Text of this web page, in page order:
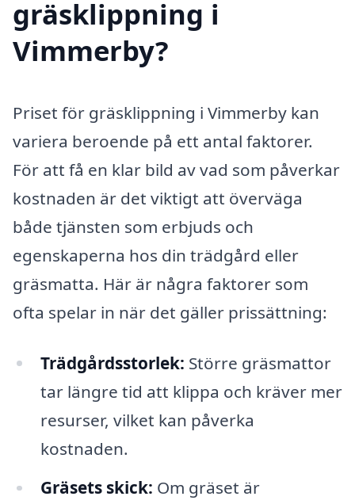
gräsklippning i
Vimmerby?
Priset för gräsklippning i Vimmerby kan
variera beroende på ett antal faktorer.
För att få en klar bild av vad som påverkar
kostnaden är det viktigt att överväga
både tjänsten som erbjuds och
egenskaperna hos din trädgård eller
gräsmatta. Här är några faktorer som
ofta spelar in när det gäller prissättning:
Trädgårdsstorlek: Större gräsmattor
tar längre tid att klippa och kräver mer
resurser, vilket kan påverka
kostnaden.
Gräsets skick: Om gräset är